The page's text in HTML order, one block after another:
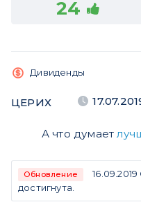
24
Дивиденды
ЦЕРИХ
А что думает
Обновление 16.09.2019
достигнута.